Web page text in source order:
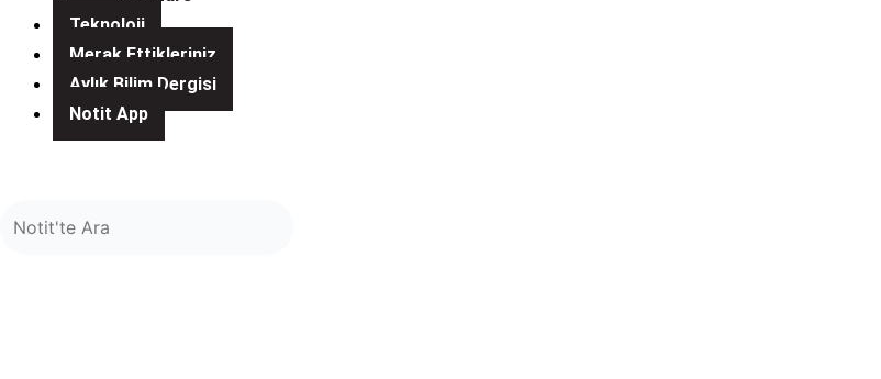
Teknoloji
Merak Ettikleriniz
Aylık Bilim Dergisi
Notit App